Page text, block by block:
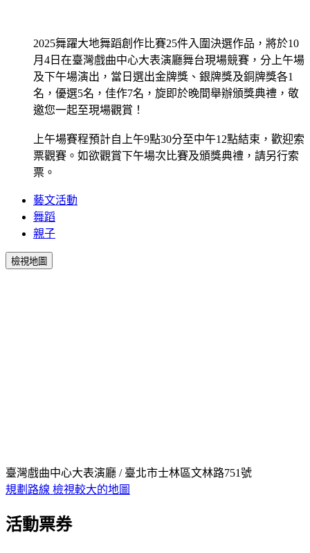
2025舞躍大地舞蹈創作比賽25件入圍決選作品，將於10
月4日在臺灣戲曲中心大表演廳舞台現場競賽，分上午場
及下午場演出，當日選出金牌獎、銀牌獎及銅牌獎各1
名，優選5名，佳作7名，旋即於晚間舉辦頒獎典禮，敬
邀您一起至現場觀賞！
上午場賽程預計自上午9點30分至中午12點結束，歡迎索
票觀賽。如欲觀賞下午場次比賽及頒獎典禮，請另行索
票。
藝文活動
舞蹈
親子
檢視地圖
臺灣戲曲中心大表演廳 / 臺北市士林區文林路751號
規劃路線 檢視較大的地圖
活動票券